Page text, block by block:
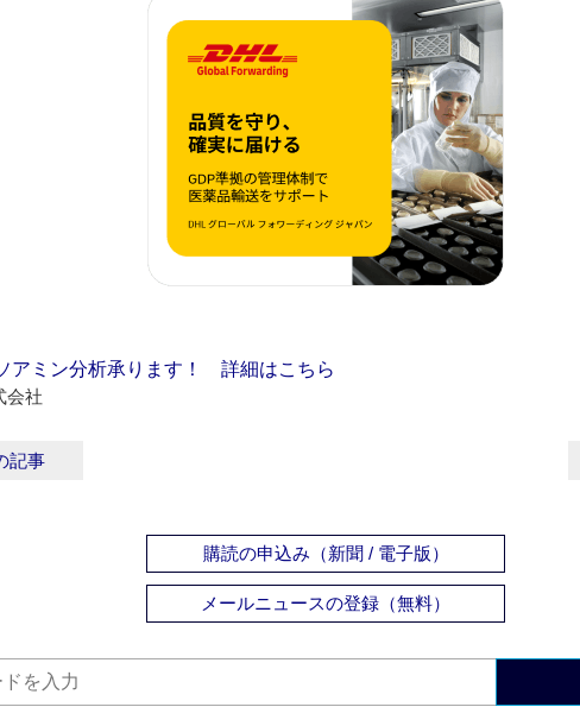
アミン分析承ります！ 詳細はこちら
会社
記事
購読の申込み（新聞 / 電子版）
メールニュースの登録（無料）